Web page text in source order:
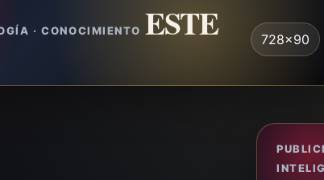
· CONOCIMIENTO ESTE 728x90